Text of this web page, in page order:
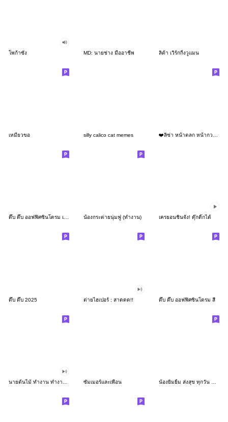
โพก้าซัง MD: นายช่าง มืออาชีพ ลิต้า เวิร์กกิ้งวูแมน
เหมียวขอ silly calico cat memes
ดึ๊บ ดึ๊บ ออฟฟิศซินโดรม เก้า น้องกระต่ายนุ่มฟู (ทำงาน) เครยอนชินจัง! ดุ๊กดิ๊กได้
ดึ๊บ ดึ๊บ 2025 ต่ายไฮเปอร์ : สาดดด!! ดึ๊บ ดึ๊บ ออฟฟิศซินโดรม สี่
ซัมเมอร์และเพื่อน